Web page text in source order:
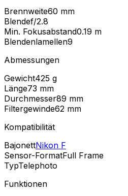
Brennweite60 mm
Blendef/2.8
Min. Fokusabstand0.19 m
Blendenlamellen9
Abmessungen
Gewicht425 g
Länge73 mm
Durchmesser89 mm
Filtergewinde62 mm
Kompatibilität
BajonettNikon F
Sensor-FormatFull Frame
TypTelephoto
Funktionen